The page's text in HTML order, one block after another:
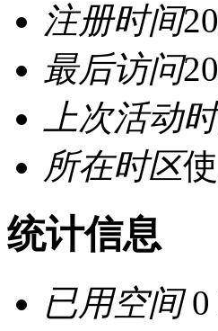
注册时间
最后访问
上次活动
所在时区
统计信息
已用空间0